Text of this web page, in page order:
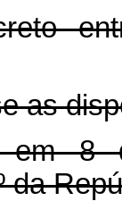
as
em 8
da